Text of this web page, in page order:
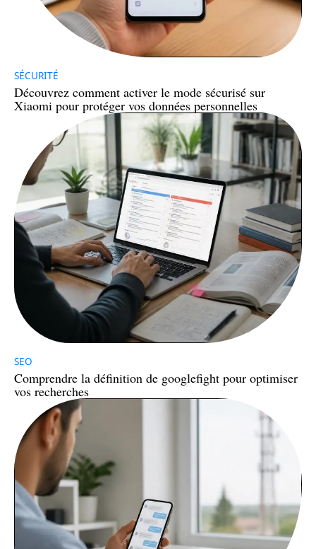
SÉCURITÉ
Découvrez comment activer le mode sécurisé sur
Xiaomi pour protéger vos données personnelles
SEO
Comprendre la définition de googlefight pour optimiser
vos recherches